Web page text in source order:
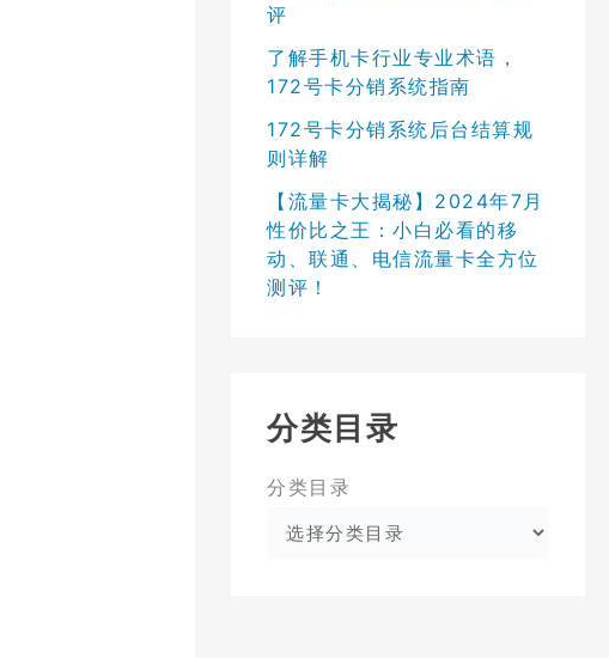
评
了解手机卡行业专业术语，
172号卡分销系统指南
172号卡分销系统后台结算规
则详解
【流量卡大揭秘】2024年7月
性价比之王：小白必看的移
动、联通、电信流量卡全方位
测评！
分类目录
分类目录